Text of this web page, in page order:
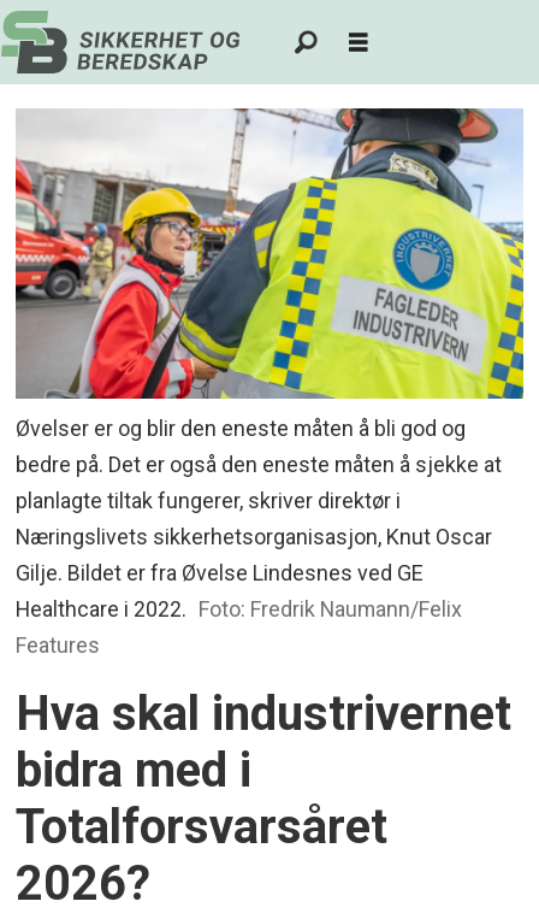
Øvelser er og blir den eneste måten å bli god og
bedre på. Det er også den eneste måten å sjekke at
planlagte tiltak fungerer, skriver direktør i
Næringslivets sikkerhetsorganisasjon, Knut Oscar
Gilje. Bildet er fra Øvelse Lindesnes ved GE
Healthcare i 2022. Foto: Fredrik Naumann/Felix
Features
Hva skal industrivernet
bidra med i
Totalforsvarsåret
2026?